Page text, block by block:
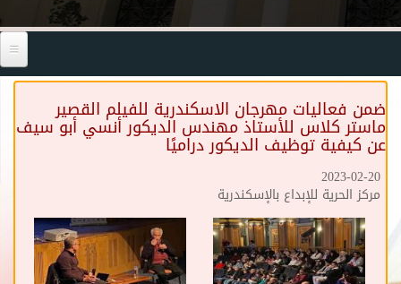
ضمن فعاليات مهرجان الاسكندرية للفيلم القصير
ماستر كلاس للأستاذ مهندس الديكور أنسي أبو سيف
عن كيفية توظيف الديكور دراميًا
2023-02-20
مركز الحرية للإبداع بالإسكندرية